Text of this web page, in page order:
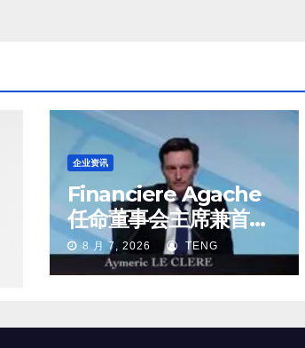
企业资讯
Financiere Agache
任命董事会主席兼首席
执行官
8 月 7, 2026 TENG